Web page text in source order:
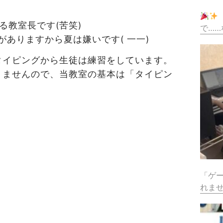
教室長です(苦笑)
ありますから夏は嫌いです( 一一)
ピングから生徒は練習をしています。
せんので、当教室の基本は「タイピン
で……
「ゲ
れま